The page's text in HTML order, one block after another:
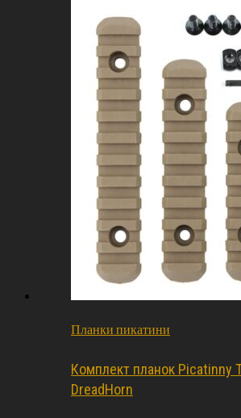
Планки пикатини
Комплект планок Picatinny
DreadHorn